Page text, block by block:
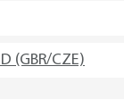
(GBR/CZE)